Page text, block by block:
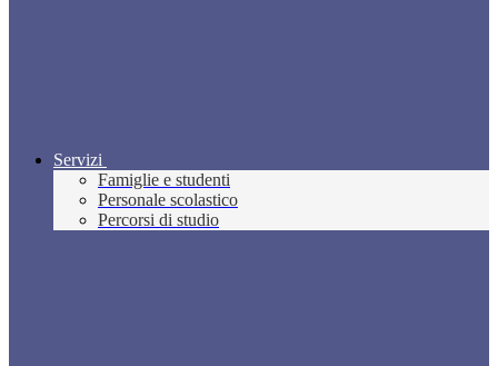
Servizi
Famiglie e studenti
Personale scolastico
Percorsi di studio